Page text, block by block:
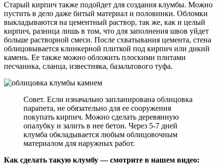
Старый кирпич также подойдет для создания клумбы. Можно
пустить в дело даже битый материал и половинки. Обломки
выкладываются на цементный раствор, так же, как и целый
кирпич, разница лишь в том, что для заполнения швов уйдет
больше растворной смеси. После схватывания цемента, стена
облицовывается клинкерной плиткой под кирпич или дикий
камень. Ее также можно обложить плоскими плитами
песчаника, сланца, известняка, базальтового туфа.
Совет. Если изначально запланирована облицовка
парапета, не обязательно для ее сооружения
покупать кирпич. Можно сделать деревянную
опалубку и залить в нее бетон. Через 5-7 дней
клумба обкладывается любым облицовочным
материалом для наружных работ.
Как сделать такую клумбу — смотрите в нашем видео: